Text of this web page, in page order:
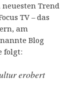
Trend
TV – das
am
Blog
folgt:
erobert